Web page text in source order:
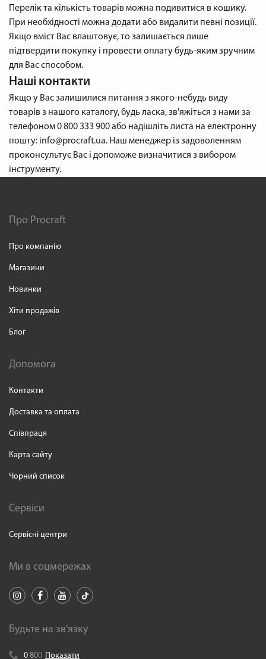
Перелік та кількість товарів можна подивитися в кошику.
При необхідності можна додати або видалити певні позиції.
Якщо вміст Вас влаштовує, то залишається лише
підтвердити покупку і провести оплату будь-яким зручним
для Вас способом.
Наші контакти
Якщо у Вас залишилися питання з якого-небудь виду
товарів з нашого каталогу, будь ласка, зв'яжіться з нами за
телефоном 0 800 333 900 або надішліть листа на електронну
пошту: info@procraft.ua. Наш менеджер із задоволенням
проконсультує Вас і допоможе визначитися з вибором
інструменту.
Про Procraft
Про компанію
Магазини
Новинки
Хіти продажів
Блог
Допомога
Контакти
Доставка та оплата
Співпраця
Карта сайту
Чорний список
Сервіси
Сервісні центри
Ми в соцмережах
Будьте на зв'язку
0 800 Показати